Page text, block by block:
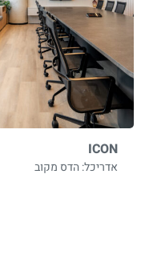
ICON
אדריכל: הדס מקוב